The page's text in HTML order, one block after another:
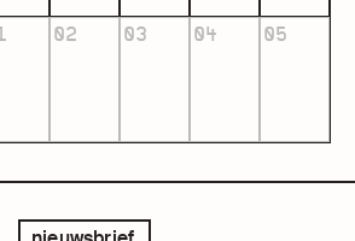
02 03 04 05